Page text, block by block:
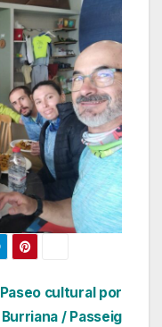
Paseo cultural por
Burriana / Passeig